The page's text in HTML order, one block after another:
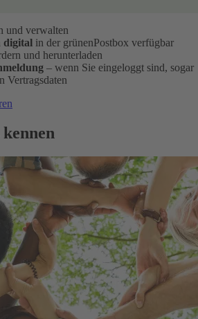
und verwalten
digital in der grünenPostbox verfügbar
und herunterladen
– wenn Sie eingeloggt sind, sogar
Vertragsdaten